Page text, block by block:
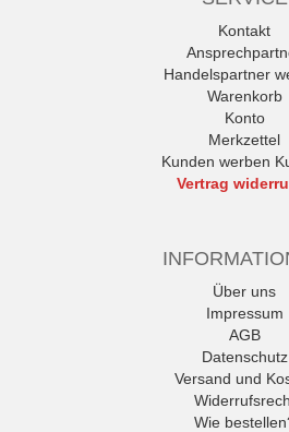
Kontakt
Handelspartner
Warenkorb
Konto
Merkzettel
Kunden werben
Vertrag
Über uns
Impressum
AGB
Datenschutz
Versand und
Wie